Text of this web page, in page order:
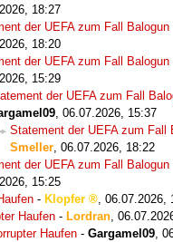
18:27
der UEFA zum Fall Balogun
18:20
der UEFA zum Fall Balogun
15:29
der UEFA zum Fall
06.07.2026, 15:37
Statement der UEFA zum Fall
Smeller 06.07.2026, 18:22
der UEFA zum Fall Balogun
15:25
- Klopfer
06.07.2026,
Haufen - Lordran
Haufen - Gargamel09